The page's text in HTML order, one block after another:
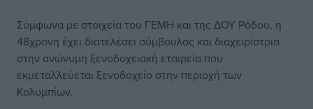
Σύμφωνα με στοιχεία του ΓΕΜΗ και της ΔΟΥ Ρόδου, η
48χρονη έχει διατελέσει σύμβουλος και διαχειρίστρια
στην ανώνυμη ξενοδοχειακή εταιρεία που
εκμεταλλεύεται ξενοδοχείο στην περιοχή των
Κολυμπίων.